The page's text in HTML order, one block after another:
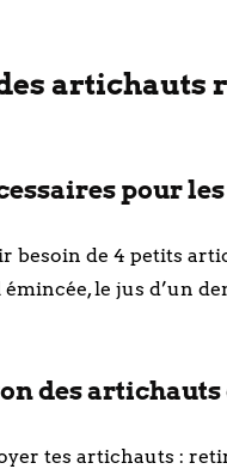
artichauts
pour
besoin de 4 petits
émincée, le jus d’un
des
tes artichauts :